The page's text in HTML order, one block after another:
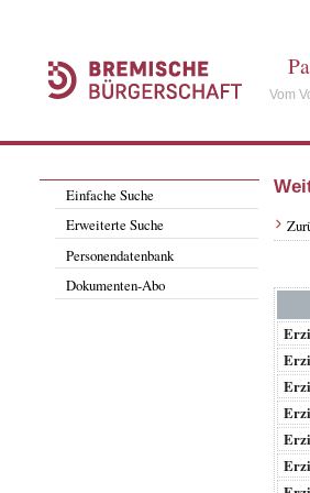
Vom
Einfache Suche
Erweiterte Suche
Personendatenbank
Dokumenten-Abo